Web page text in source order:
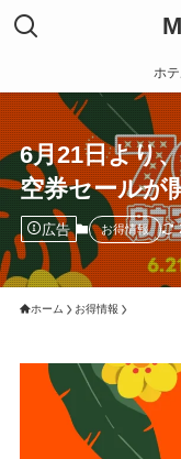
ホ
6月21日より
空券セールが
広告 お得情報
ホーム お得情報